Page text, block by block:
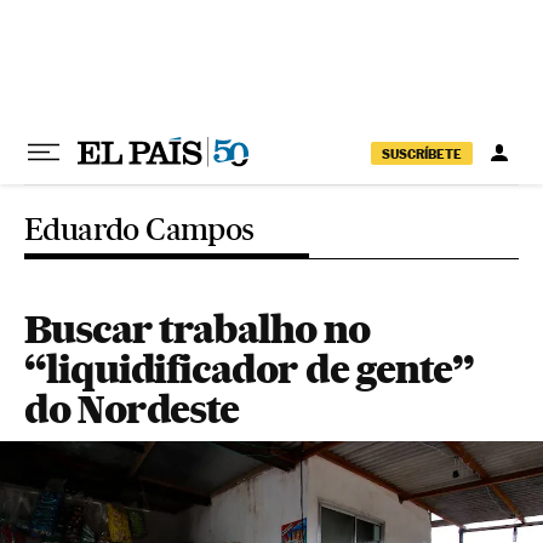
SUSCRÍBETE
Eduardo Campos
Buscar trabalho no
“liquidificador de gente”
do Nordeste